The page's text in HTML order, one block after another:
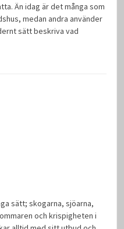
Än idag är det många som
medan andra använder
sätt beskriva vad
sätt; skogarna, sjöarna,
och krispigheten i